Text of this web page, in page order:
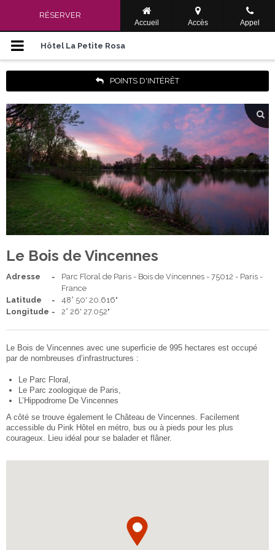
Menu de navigation
Accueil
Nos Services
Offres Spéciales
Alentours
Galerie Photos
Situation
Instagram
RÉSERVER
Accueil Accès Appel
Hôtel La Petite Rosa
POINTS D'INTÉRÊT
Le Bois de Vincennes
Adresse
Parc Floral de Paris - Bois de Vincennes - 75012 - Paris -
France
Latitude
48° 50' 20.616"
Longitude
2° 26' 27.052"
Le Bois de Vincennes avec une superficie de 995 hectares est occupé
par de nombreuses d’infrastructures :
Le Parc Floral,
Le Parc zoologique de Paris,
L’Hippodrome De Vincennes
A côté se trouve également le Château de Vincennes. Facilement
accessible du Pink Hôtel en métro, bus ou à pieds pour les plus
courageux. Lieu idéal pour se balader et flâner.